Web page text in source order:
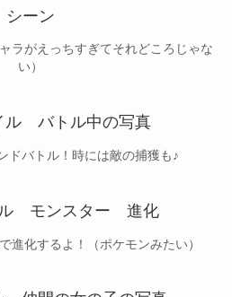
ラがえっちすぎてそれどころじゃな
い）
ドバトル！時には敵の捕獲も♪
進化するよ！（ポケモンみたい）